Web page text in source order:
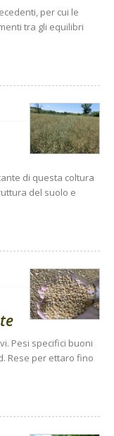
per cui le
tra gli equilibri
di questa coltura
del suolo e
Pesi specifici buoni
Rese per ettaro fino